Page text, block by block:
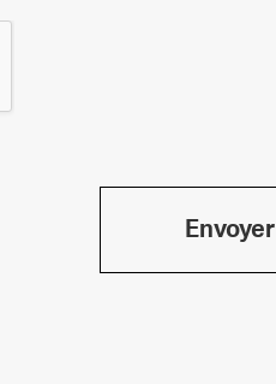
Envoyer